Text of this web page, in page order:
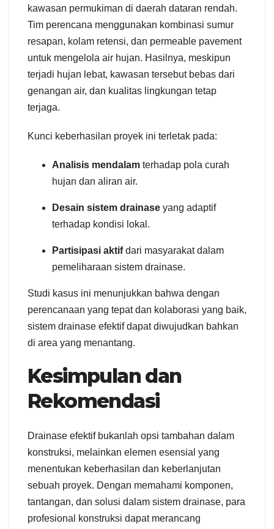
kawasan permukiman di daerah dataran rendah.
Tim perencana menggunakan kombinasi sumur
resapan, kolam retensi, dan permeable pavement
untuk mengelola air hujan. Hasilnya, meskipun
terjadi hujan lebat, kawasan tersebut bebas dari
genangan air, dan kualitas lingkungan tetap
terjaga.
Kunci keberhasilan proyek ini terletak pada:
Analisis mendalam terhadap pola curah
hujan dan aliran air.
Desain sistem drainase yang adaptif
terhadap kondisi lokal.
Partisipasi aktifdari masyarakat dalam
pemeliharaan sistem drainase.
Studi kasus ini menunjukkan bahwa dengan
perencanaan yang tepat dan kolaborasi yang baik,
sistem drainase efektif dapat diwujudkan bahkan
di area yang menantang.
Kesimpulan dan
Rekomendasi
Drainase efektif bukanlah opsi tambahan dalam
konstruksi, melainkan elemen esensial yang
menentukan keberhasilan dan keberlanjutan
sebuah proyek. Dengan memahami komponen,
tantangan, dan solusi dalam sistem drainase, para
profesional konstruksi dapat merancang